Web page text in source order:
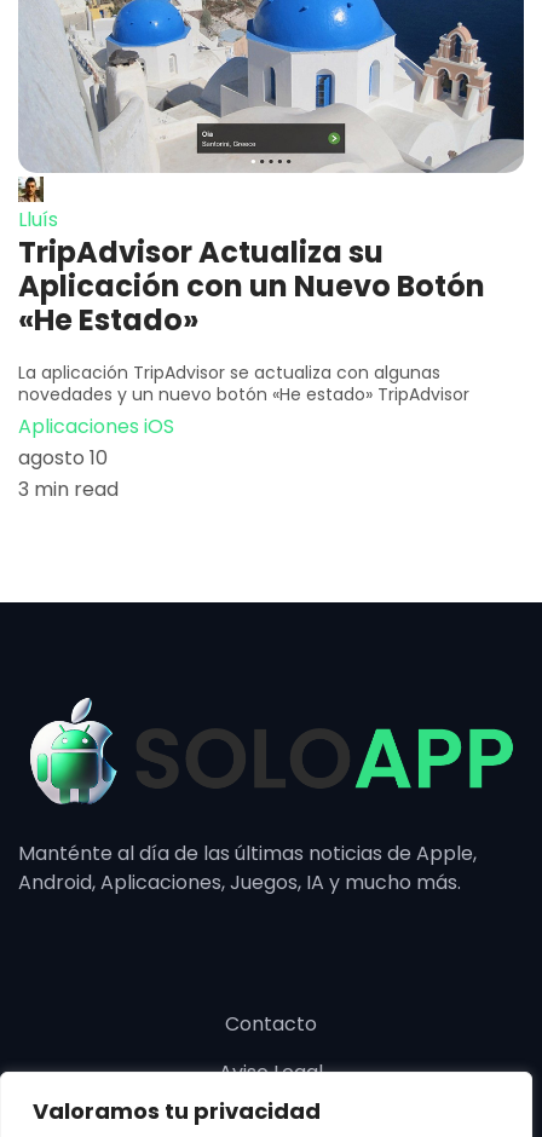
Valoramos tu privacidad
Lluís
TripAdvisor Actualiza su
Aplicación con un Nuevo Botón
«He Estado»
La aplicación TripAdvisor se actualiza con algunas
novedades y un nuevo botón «He estado» TripAdvisor
Aplicaciones iOS
agosto 10
3 min read
Manténte al día de las últimas noticias de Apple,
Android, Aplicaciones, Juegos, IA y mucho más.
Contacto
Aviso Legal
Política de cookies